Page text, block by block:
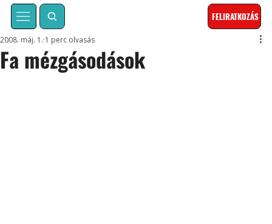
FELIRATKOZÁS
Fa mézgásodások
2008. máj. 1. 1 perc olvasás